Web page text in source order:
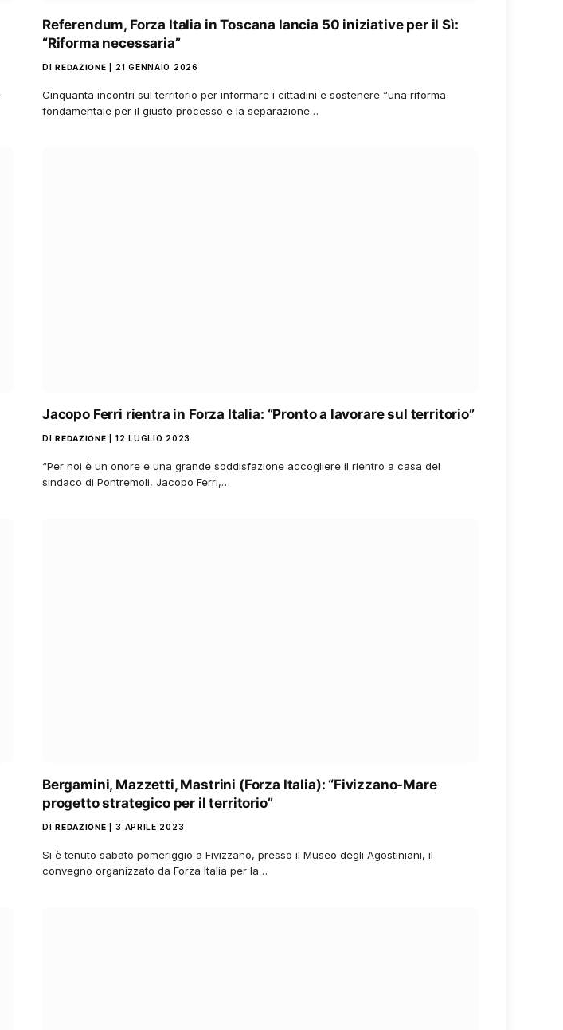
Referendum, Forza Italia in Toscana lancia 50 iniziative per il Sì:
“Riforma necessaria”
DI REDAZIONE 21 GENNAIO 2026
Cinquanta incontri sul territorio per informare i cittadini e sostenere “una riforma
fondamentale per il giusto processo e la separazione…
Jacopo Ferri rientra in Forza Italia: “Pronto a lavorare sul territorio”
DI REDAZIONE 12 LUGLIO 2023
“Per noi è un onore e una grande soddisfazione accogliere il rientro a casa del
sindaco di Pontremoli, Jacopo Ferri,…
Bergamini, Mazzetti, Mastrini (Forza Italia): “Fivizzano-Mare
progetto strategico per il territorio”
DI REDAZIONE 3 APRILE 2023
Si è tenuto sabato pomeriggio a Fivizzano, presso il Museo degli Agostiniani, il
convegno organizzato da Forza Italia per la…